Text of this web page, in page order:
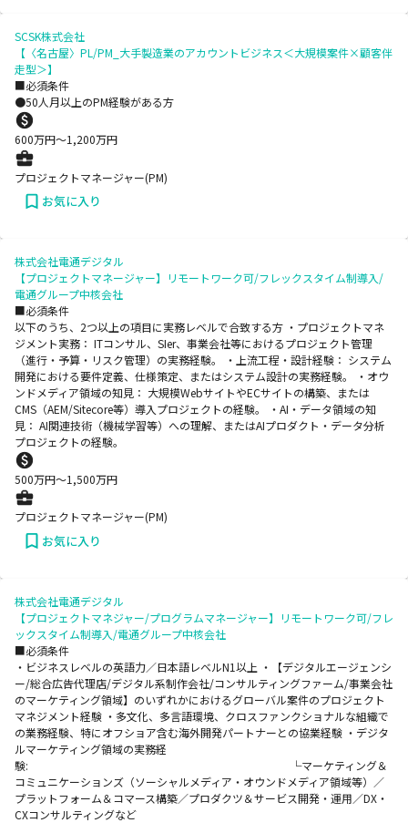
SCSK株式会社
【〈名古屋〉PL/PM_大手製造業のアカウントビジネス＜大規模案件×顧客伴
走型＞】
■必須条件
●50人月以上のPM経験がある方
600万円〜1,200万円
プロジェクトマネージャー(PM)
お気に入り
株式会社電通デジタル
【プロジェクトマネージャー】リモートワーク可/フレックスタイム制導入/
電通グループ中核会社
■必須条件
以下のうち、2つ以上の項目に実務レベルで合致する方 ・プロジェクトマネ
ジメント実務： ITコンサル、SIer、事業会社等におけるプロジェクト管理
（進行・予算・リスク管理）の実務経験。 ・上流工程・設計経験： システム
開発における要件定義、仕様策定、またはシステム設計の実務経験。 ・オウ
ンドメディア領域の知見： 大規模WebサイトやECサイトの構築、または
CMS（AEM/Sitecore等）導入プロジェクトの経験。 ・AI・データ領域の知
見： AI関連技術（機械学習等）への理解、またはAIプロダクト・データ分析
プロジェクトの経験。
500万円〜1,500万円
プロジェクトマネージャー(PM)
お気に入り
株式会社電通デジタル
【プロジェクトマネジャー/プログラムマネージャー】リモートワーク可/フレ
ックスタイム制導入/電通グループ中核会社
■必須条件
・ビジネスレベルの英語力／日本語レベルN1以上 ・【デジタルエージェンシ
ー/総合広告代理店/デジタル系制作会社/コンサルティングファーム/事業会社
のマーケティング領域】のいずれかにおけるグローバル案件のプロジェクト
マネジメント経験 ・多文化、多言語環境、クロスファンクショナルな組織で
の業務経験、特にオフショア含む海外開発パートナーとの協業経験 ・デジタ
ルマーケティング領域の実務経
験: └マーケティング＆
コミュニケーションズ（ソーシャルメディア・オウンドメディア領域等）／
プラットフォーム＆コマース構築／プロダクツ＆サービス開発・運用／DX・
CXコンサルティングなど